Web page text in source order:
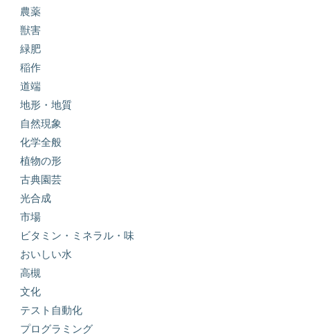
農薬
獣害
緑肥
稲作
道端
地形・地質
自然現象
化学全般
植物の形
古典園芸
光合成
市場
ビタミン・ミネラル・味
おいしい水
高槻
文化
テスト自動化
プログラミング